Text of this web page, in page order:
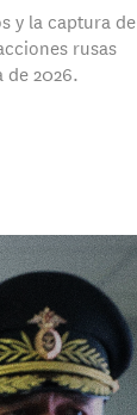
y la captura de
rusas
de 2026.